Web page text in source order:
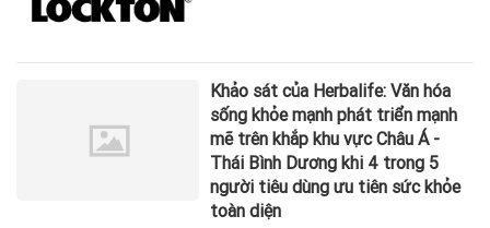
Khảo sát của Herbalife: Văn hóa
sống khỏe mạnh phát triển mạnh
mẽ trên khắp khu vực Châu Á -
Thái Bình Dương khi 4 trong 5
người tiêu dùng ưu tiên sức khỏe
toàn diện